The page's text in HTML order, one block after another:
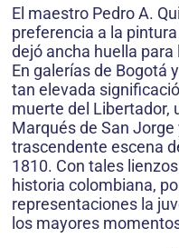
El maestro Pedro A.
preferencia a la
dejó ancha huella
En galerías de Bogotá
tan elevada
muerte del Libertador,
Marqués de San
trascendente escena
1810. Con tales
historia colombiana,
representaciones la
los mayores